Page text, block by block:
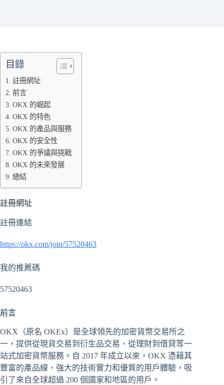
目錄
註冊網址
前言
OKX 的崛起
OKX 的特色
OKX 的產品與服務
OKX 的安全性
OKX 的爭議與挑戰
OKX 的未來發展
總結
註冊網址
註冊連結
https://okx.com/join/57520463
我的推薦碼
57520463
前言
OKX（原名 OKEx）是全球領先的加密貨幣交易所之
一，提供從現貨交易到衍生品交易、從理財到借貸等一
站式加密貨幣服務。自 2017 年成立以來，OKX 憑藉其
豐富的產品線、強大的技術實力和優質的用戶體驗，吸
引了來自全球超過 200 個國家和地區的用戶。